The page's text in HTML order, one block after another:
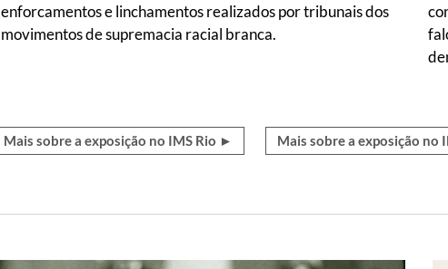
enforcamentos e linchamentos realizados por tribunais dos
movimentos de supremacia racial branca.
Mais sobre a exposição no IMS Rio ► Mais sobre a exposição no